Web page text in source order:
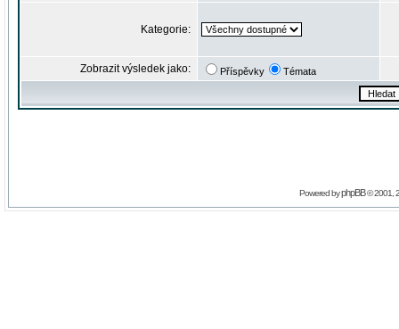
Kategorie:
Zobrazit výsledek jako: Příspěvky Témata
Powered byphpBB© 2001,